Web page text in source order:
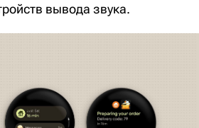
вывода звука.